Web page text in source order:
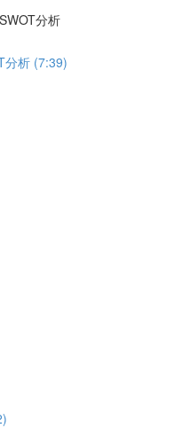
分析
分析 (7:39)